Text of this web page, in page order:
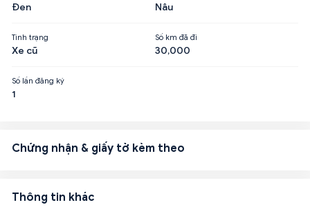
Đen Nâu
Tình trạng
Xe cũ
Số km đã đi
30,000
Số lần đăng ký
1
Chứng nhận & giấy tờ kèm theo
Thông tin khác